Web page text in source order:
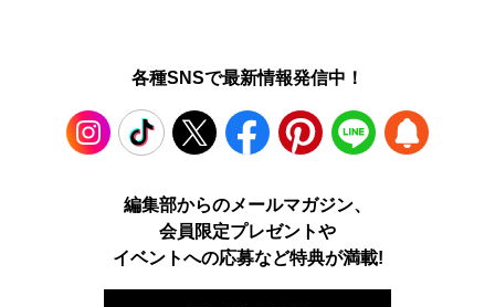
各種SNSで最新情報発信中！
TikTok Facebook Pinterest LINE
編集部からのメールマガジン、
会員限定プレゼントや
イベントへの応募など特典が満載!